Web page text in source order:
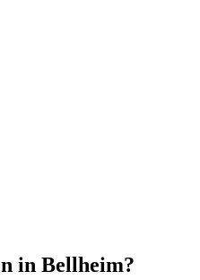
in Bellheim?